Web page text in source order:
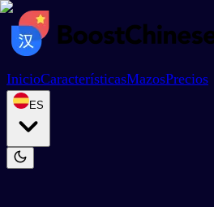
InicioCaracterísticasMazosPrecios
ES